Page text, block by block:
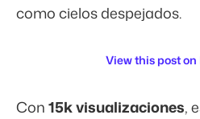
como cielos despejados.
View this post
Con15k visualizaciones,